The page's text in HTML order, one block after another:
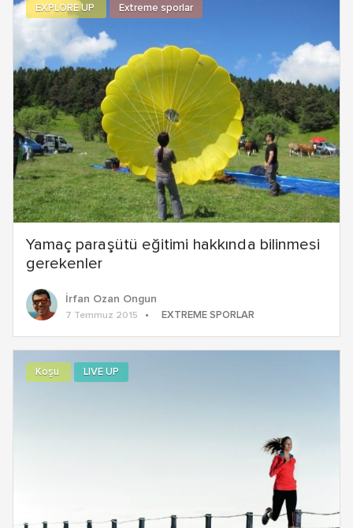
Yamaç paraşütü eğitimi hakkında bilinmesi
gerekenler
EXPLORE UP Extreme sporlar
İrfan Ozan Ongun
7 Temmuz 2015 EXTREME SPORLAR
Koşu LIVE UP